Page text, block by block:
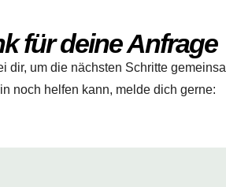
für deine Anfrage
dir, um die nächsten Schritte
noch helfen kann, melde dich gerne: